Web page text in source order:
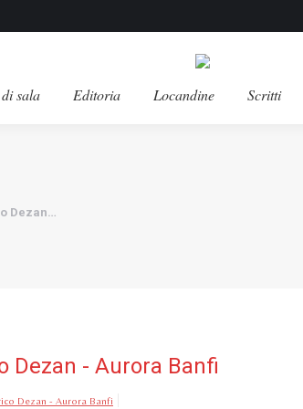
sala Editoria Locandine Scritti
Dezan…
Dezan - Aurora Banfi
Dezan - Aurora Banfi